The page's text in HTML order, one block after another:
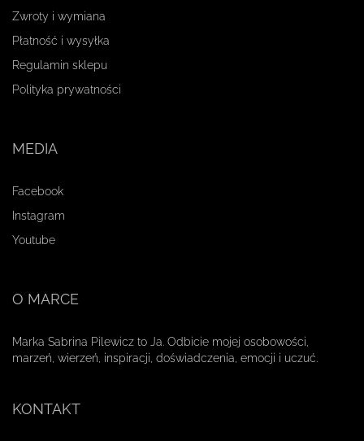
Zwroty i wymiana
Płatność i wysyłka
Regulamin sklepu
Polityka prywatności
MEDIA
Facebook
Instagram
Youtube
O MARCE
Marka Sabrina Pilewicz to Ja. Odbicie mojej osobowości,
marzeń, wierzeń, inspiracji, doświadczenia, emocji i uczuć.
KONTAKT